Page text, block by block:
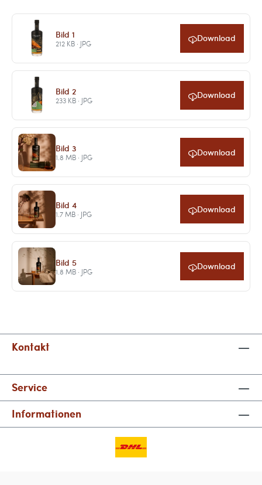
Bild 1
212 KB · JPG Download
Bild 2
233 KB · JPG Download
Bild 3
1.8 MB · JPG Download
Bild 4
1.7 MB · JPG Download
Bild 5
1.8 MB · JPG Download
Kontakt
Service
Informationen